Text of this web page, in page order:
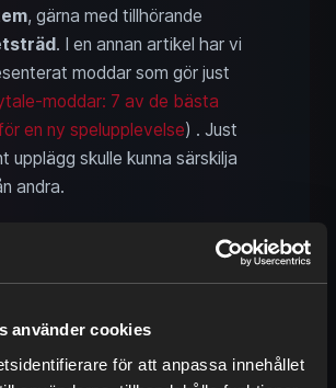
använder cookies
för att anpassa innehållet
, gärna med tillhörande
. I en annan artikel har vi
moddar som gör just
moddar: 7 av de bästa
en ny spelupplevelse) . Just
upplägg skulle kunna särskilja
andra.
mindre bundna till material,
verktyg. Det kan också göra
spelare lättare fokuserar på
det dock bättre i det